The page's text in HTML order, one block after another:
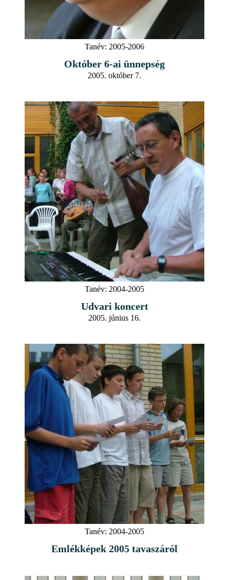
Tanév: 2005-2006
Október 6-ai ünnepség
2005. október 7.
Tanév: 2004-2005
Udvari koncert
2005. június 16.
Tanév: 2004-2005
Emlékképek 2005 tavaszáról